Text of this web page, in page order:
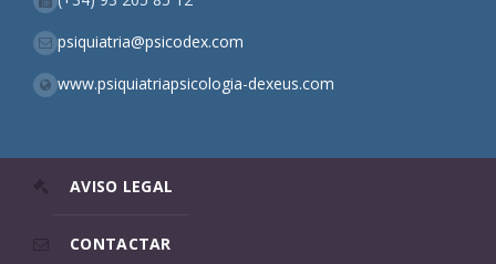
psiquiatria@psicodex.com
www.psiquiatriapsicologia-dexeus.com
AVISO LEGAL
CONTACTAR